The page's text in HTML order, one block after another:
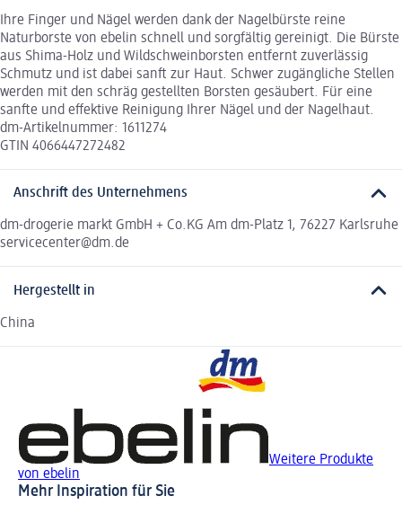
Ihre Finger und Nägel werden dank der Nagelbürste reine
Naturborste von ebelin schnell und sorgfältig gereinigt. Die Bürste
aus Shima-Holz und Wildschweinborsten entfernt zuverlässig
Schmutz und ist dabei sanft zur Haut. Schwer zugängliche Stellen
werden mit den schräg gestellten Borsten gesäubert. Für eine
sanfte und effektive Reinigung Ihrer Nägel und der Nagelhaut.
dm-Artikelnummer: 1611274
GTIN 4066447272482
Anschrift des Unternehmens
dm-drogerie markt GmbH + Co.KG Am dm-Platz 1, 76227 Karlsruhe
servicecenter@dm.de
Hergestellt in
China
Weitere Produkte
von ebelin
Mehr Inspiration für Sie